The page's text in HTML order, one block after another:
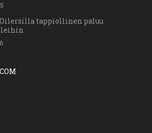
tappiollinen paluu